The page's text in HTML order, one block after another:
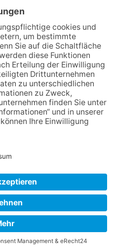
erringen Sieg
Aberystwyth feiert
Märchenstraße“:
in der
OBEN
FAQ
native:media.